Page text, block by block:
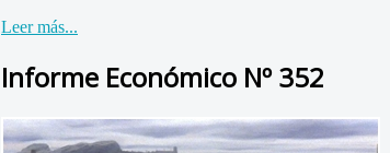
Leer más...
Informe Económico Nº 352